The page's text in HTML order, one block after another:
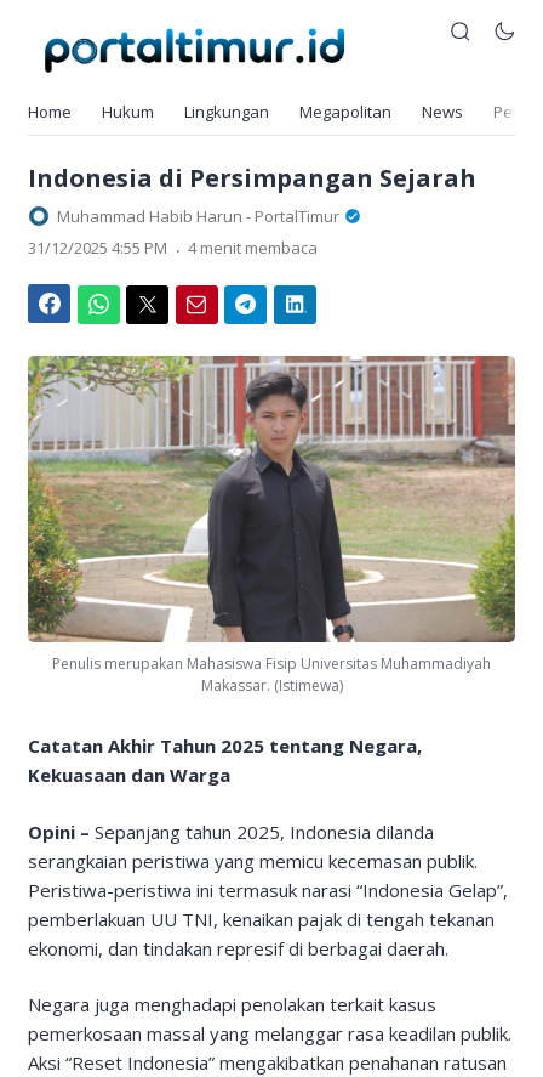
Home Hukum Lingkungan Megapolitan News
Indonesia di Persimpangan Sejarah
Muhammad Habib Harun - PortalTimur
31/12/2025 4:55 PM . 4 menit membaca
Penulis merupakan Mahasiswa Fisip Universitas Muhammadiyah
Makassar. (Istimewa)
Catatan Akhir Tahun 2025 tentang Negara,
Kekuasaan dan Warga
Opini – Sepanjang tahun 2025, Indonesia dilanda
serangkaian peristiwa yang memicu kecemasan publik.
Peristiwa-peristiwa ini termasuk narasi “Indonesia Gelap”,
pemberlakuan UU TNI, kenaikan pajak di tengah tekanan
ekonomi, dan tindakan represif di berbagai daerah.
Negara juga menghadapi penolakan terkait kasus
pemerkosaan massal yang melanggar rasa keadilan publik.
Aksi “Reset Indonesia” mengakibatkan penahanan ratusan